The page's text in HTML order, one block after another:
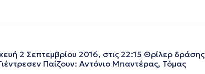
2 Σεπτεμβρίου 2016, στις 22:15 Θρίλερ δράσης
Παίζουν: Αντόνιο Μπαντέρας, Τόμας